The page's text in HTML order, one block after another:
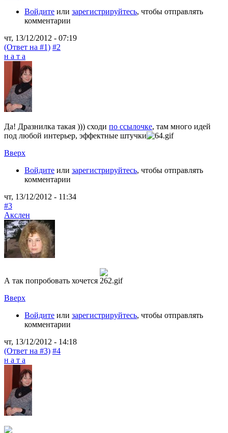
Войдите или зарегистрируйтесь, чтобы отправлять
комментарии
чт, 13/12/2012 - 07:19
(Ответ на #1) #2
н а т а
Да! Дразнилка такая ))) сходи по ссылочке, там много идей
под любой интерьер, эффектные штучки
Вверх
Войдите или зарегистрируйтесь, чтобы отправлять
комментарии
чт, 13/12/2012 - 11:34
#3
Акслен
А так попробовать хочется
Вверх
Войдите или зарегистрируйтесь, чтобы отправлять
комментарии
чт, 13/12/2012 - 14:18
(Ответ на #3) #4
н а т а